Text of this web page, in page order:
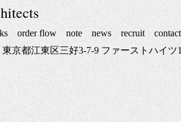
order flow note news recruit
contact
東京都江東区三好3-7-9 ファーストハイツ